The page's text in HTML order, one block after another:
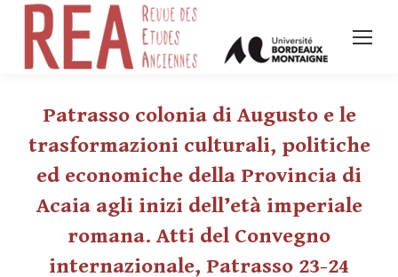
Patrasso colonia di Augusto e le
trasformazioni culturali, politiche
ed economiche della Provincia di
Acaia agli inizi dell’età imperiale
romana. Atti del Convegno
internazionale, Patrasso 23-24